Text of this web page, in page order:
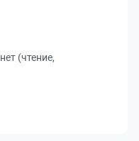
(чтение,